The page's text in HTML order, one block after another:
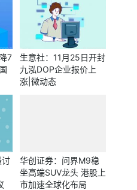
7
生意社：11月25日开封
九泓DOP企业报价上
涨|微动态
讨
华创证券：问界M9稳
坐高端SUV龙头 港股上
市加速全球化布局